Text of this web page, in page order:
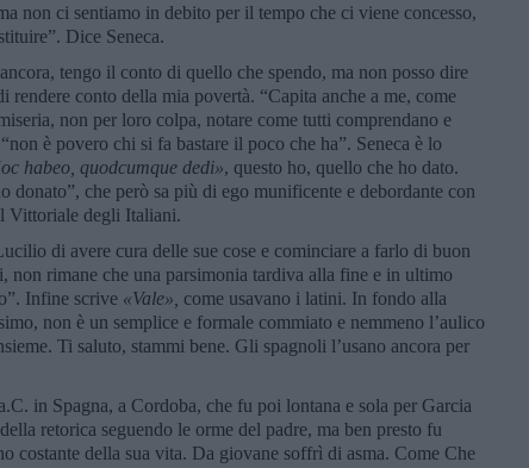
non ci sentiamo in debito per il tempo che ci viene concesso,
Dice Seneca.
tengo il conto di quello che spendo, ma non posso dire
rendere conto della mia povertà. “Capita anche a me, come
non per loro colpa, notare come tutti comprendano e
è povero chi si fa bastare il poco che ha”. Seneca è lo
habeo, quodcumque dedi», questo ho, quello che ho dato.
donato”, che però sa più di ego munificente e debordante con
Vittoriale degli Italiani.
di avere cura delle sue cose e cominciare a farlo di buon
non rimane che una parsimonia tardiva alla fine e in ultimo
Infine scrive «Vale», come usavano i latini. In fondo alla
non è un semplice e formale commiato e nemmeno l’aulico
Ti saluto, stammi bene. Gli spagnoli l’usano ancora per
in Spagna, a Cordoba, che fu poi lontana e sola per Garcia
retorica seguendo le orme del padre, ma ben presto fu
costante della sua vita. Da giovane soffrì di asma. Come Che